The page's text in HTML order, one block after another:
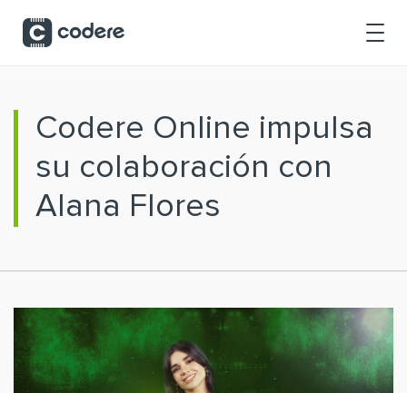
Codere Online impulsa
su colaboración con
Alana Flores